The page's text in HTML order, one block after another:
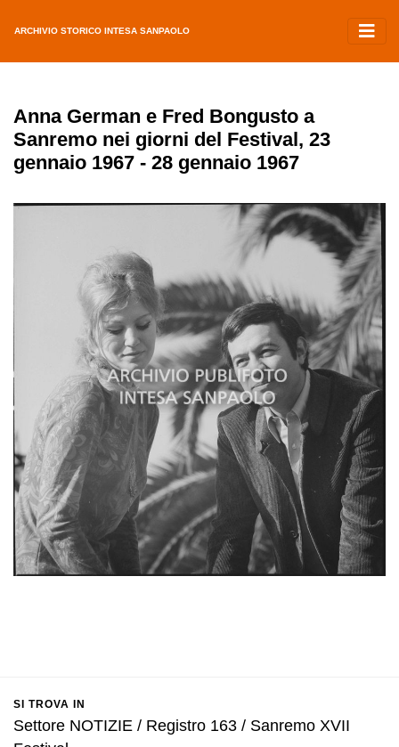
ARCHIVIO STORICO INTESA SANPAOLO
Anna German e Fred Bongusto a
Sanremo nei giorni del Festival, 23
gennaio 1967 - 28 gennaio 1967
SI TROVA IN
Settore NOTIZIE / Registro 163 / Sanremo XVII